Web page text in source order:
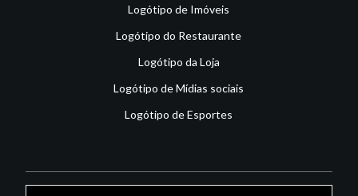
Logótipo de Imóveis
Logótipo do Restaurante
Logótipo da Loja
Logótipo de Mídias sociais
Logótipo de Esportes